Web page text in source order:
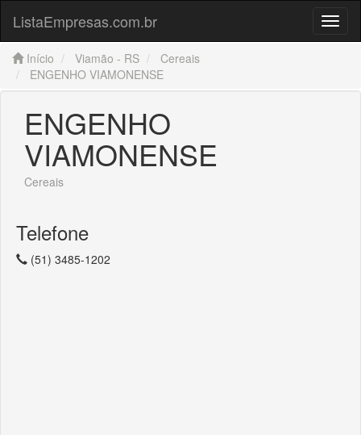
Menu
ListaEmpresas.com.br
Início Viamão - RS
Cereais
ENGENHO VIAMONENSE
ENGENHO
VIAMONENSE
Cereais
Telefone
(51) 3485-1202